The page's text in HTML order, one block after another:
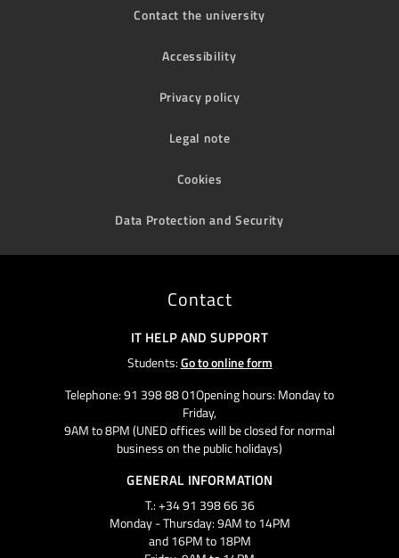
Contact the university
Accessibility
Privacy policy
Legal note
Cookies
Data Protection and Security
Contact
IT HELP AND SUPPORT
Students:Go to online form
Telephone: 91 398 88 01Opening hours: Monday to
Friday,
9AM to 8PM (UNED offices will be closed for normal
business on the public holidays)
GENERAL INFORMATION
T.: +34 91 398 66 36
Monday - Thursday: 9AM to 14PM
and 16PM to 18PM